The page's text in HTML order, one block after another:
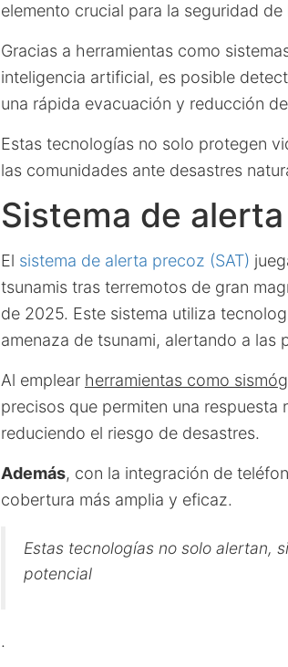
elemento crucial para la seguridad
Gracias a herramientas como
inteligencia artificial, es posible
una rápida evacuación y reducción
Estas tecnologías no solo protegen
las comunidades ante desastres
Sistema de
El sistema de alerta precoz (SAT)
tsunamis tras terremotos de gran
de 2025. Este sistema utiliza
amenaza de tsunami, alertando a
Al emplear herramientas como
precisos que permiten una
reduciendo el riesgo de desastres.
Además, con la integración de
cobertura más amplia y eficaz.
Estas tecnologías no solo alertan,
potencial
.